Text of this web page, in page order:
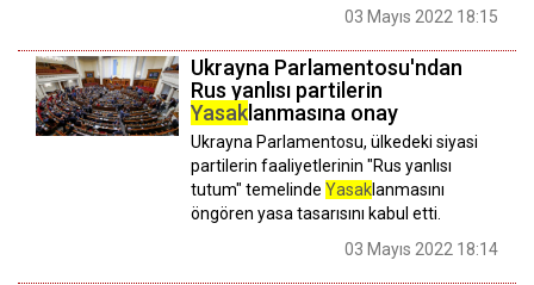
03 Mayıs 2022 18:15
Ukrayna Parlamentosu'ndan
Rus yanlısı partilerin
Yasaklanmasına onay
Ukrayna Parlamentosu, ülkedeki siyasi
partilerin faaliyetlerinin "Rus yanlısı
tutum" temelinde Yasaklanmasını
öngören yasa tasarısını kabul etti.
03 Mayıs 2022 18:14